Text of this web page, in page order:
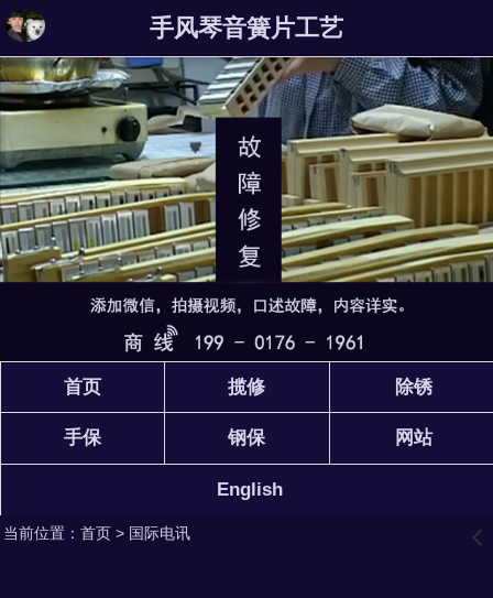
手风琴音簧片工艺
首页 揽修 除锈
手保 钢保 网站
English
当前位置： 首页> 国际电讯 󰊒